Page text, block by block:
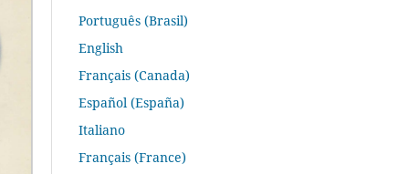
Português (Brasil)
English
Français (Canada)
Español (España)
Italiano
Français (France)